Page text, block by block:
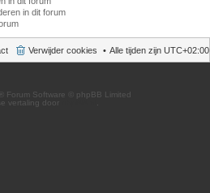
in dit forum
Alle tijden zijn UTC+02:00
Verwijder cookies
® Forum Software © phpBB Limited
vertaling door